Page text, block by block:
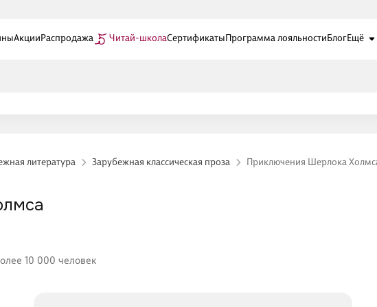
АкцииРаспродажа Читай-школаСертификатыПрограмма лояльностиБлогЕщё
литература Зарубежная классическая проза Приключения Шерлока
10 000 человек